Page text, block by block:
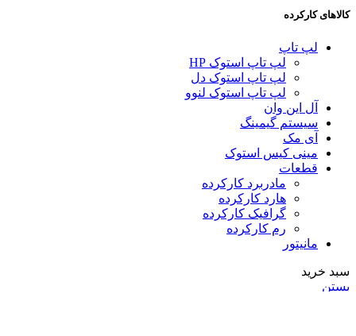
کالاهای کارکرده
لپ تاپ
لپ تاپ استوک HP
لپ تاپ استوک دل
لپ تاپ استوک لنوو
آل این وان
سیستم گیمینگ
آی مک
مینی کیس استوک
قطعات
مادربرد کارکرده
هارد کارکرده
گرافیک کارکرده
رم کارکرده
مانیتور
سبد خرید
بستن